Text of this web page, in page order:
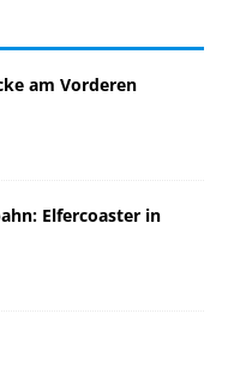
am Vorderen
Elfercoaster in